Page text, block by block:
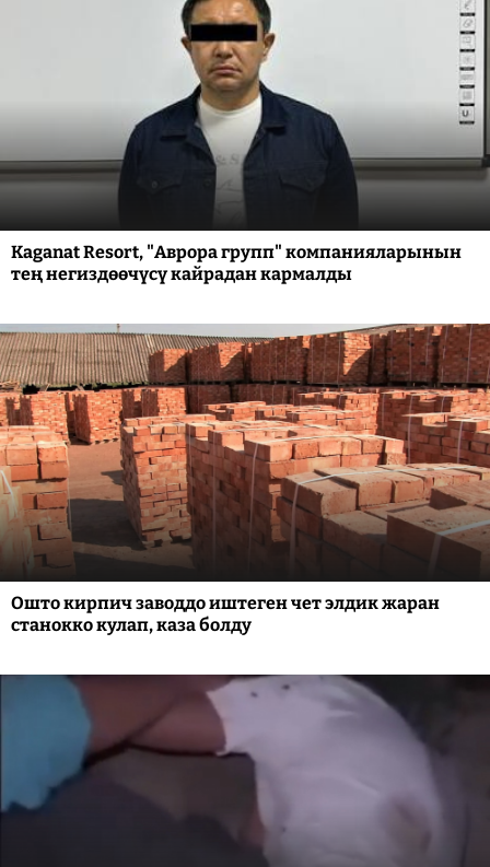
Kaganat Resort, "Аврора групп" компанияларынын
тең негиздөөчүсү кайрадан кармалды
Ошто кирпич заводдо иштеген чет элдик жаран
станокко кулап, каза болду